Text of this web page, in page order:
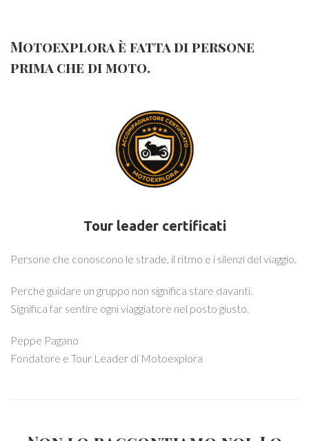
Motoexplora è fatta di persone
prima che di moto.
Tour leader certificati
Persone che conoscono le strade, il ritmo e i silenzi del viaggio.
Perché guidare un gruppo non significa stare davanti.
Significa far sentire ogni viaggiatore nel posto giusto.
Peppe Pagano
Fondatore e Tour Leader di Motoexplora